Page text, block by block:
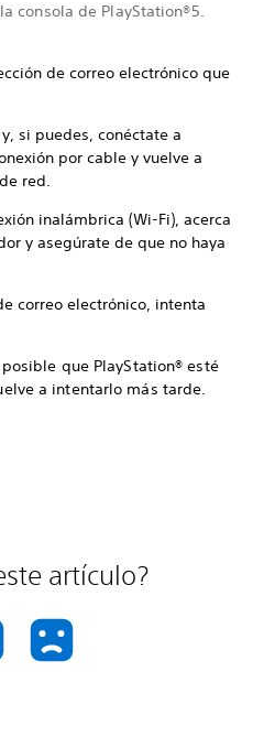
consola de PlayStation®5.
de correo electrónico que
si puedes, conéctate a
por cable y vuelve a
red.
inalámbrica (Wi-Fi), acerca
y asegúrate de que no haya
correo electrónico, intenta
que PlayStation® esté
a intentarlo más tarde.
artículo?